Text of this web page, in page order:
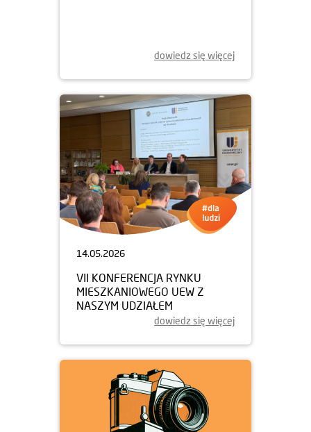
dowiedz się więcej
14.05.2026
VII KONFERENCJA RYNKU
MIESZKANIOWEGO UEW Z
NASZYM UDZIAŁEM
dowiedz się więcej